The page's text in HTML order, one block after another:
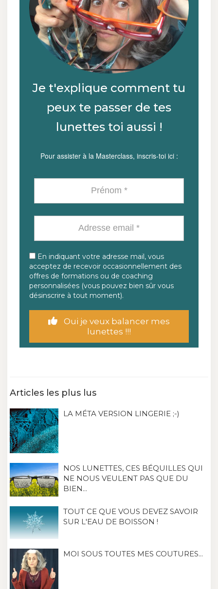
Je t'explique comment tu
peux te passer de tes
lunettes toi aussi !
Pour assister à la Masterclass, inscris-toi ici :
En indiquant votre adresse mail, vous
acceptez de recevoir occasionnellement des
offres de formations ou de coaching
personnalisées (vous pouvez bien sûr vous
désinscrire à tout moment).
Oui je veux balancer mes
lunettes !!!
Articles les plus lus
LA MÉTA VERSION LINGERIE ;-)
NOS LUNETTES, CES BÉQUILLES QUI
NE NOUS VEULENT PAS QUE DU
BIEN...
TOUT CE QUE VOUS DEVEZ SAVOIR
SUR L'EAU DE BOISSON !
MOI SOUS TOUTES MES COUTURES...